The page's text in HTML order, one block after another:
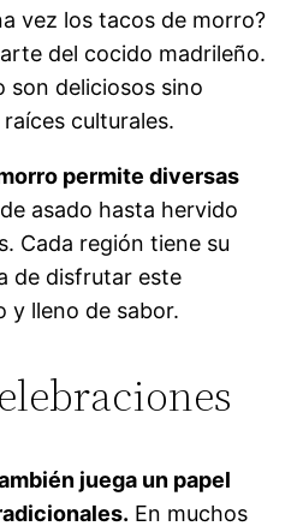
vez los tacos de morro?
del cocido madrileño.
son deliciosos sino
culturales.
permite diversas
asado hasta hervido
Cada región tiene su
de disfrutar este
y lleno de sabor.
juega un papel
En muchos